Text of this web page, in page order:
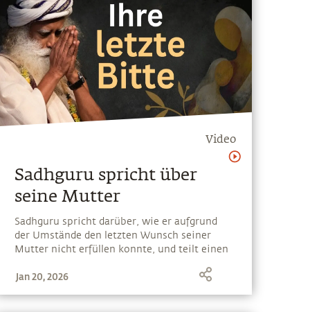
Video
Sadhguru spricht über
seine Mutter
Sadhguru spricht darüber, wie er aufgrund
der Umstände den letzten Wunsch seiner
Mutter nicht erfüllen konnte, und teilt einen
Moment mit ihr auf ihrem Sterbebett
Jan 20, 2026